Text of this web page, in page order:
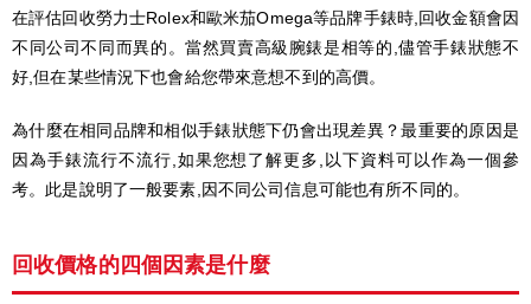
在評估回收勞力士Rolex和歐米茄Omega等品牌手錶時,回收金額會因
不同公司不同而異的。當然買賣高級腕錶是相等的,儘管手錶狀態不
好,但在某些情況下也會給您帶來意想不到的高價。
為什麼在相同品牌和相似手錶狀態下仍會出現差異？最重要的原因是
因為手錶流行不流行,如果您想了解更多,以下資料可以作為一個參
考。此是說明了一般要素,因不同公司信息可能也有所不同的。
回收價格的四個因素是什麼